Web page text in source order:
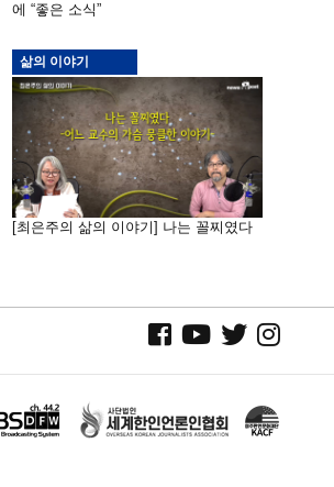
에 “좋은 소식”
삶의 이야기
[최은주의 삶의 이야기] 나는 꼴찌였다